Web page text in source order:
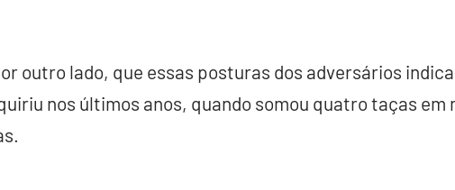
outro lado, que essas posturas dos adversários
nos últimos anos, quando somou quatro taças em